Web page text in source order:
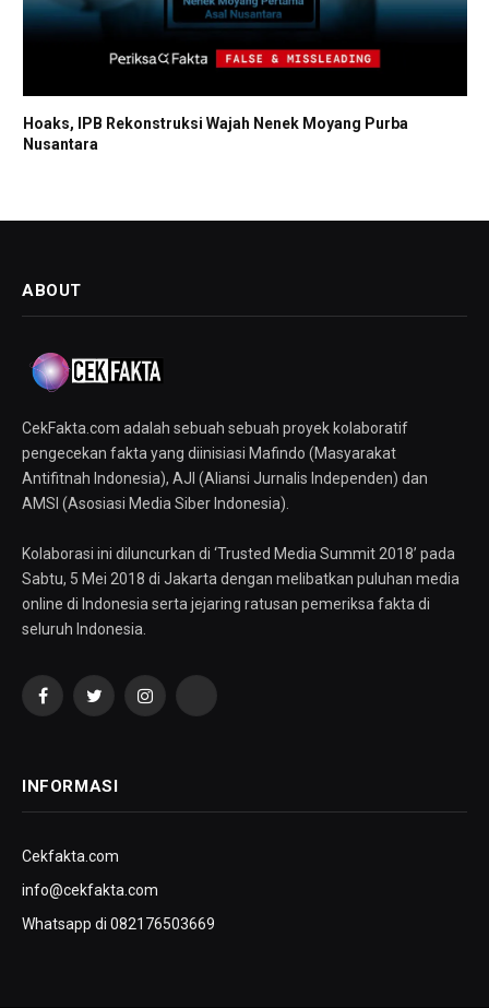
Hoaks, IPB Rekonstruksi Wajah Nenek Moyang Purba
Nusantara
ABOUT
CekFakta.com adalah sebuah sebuah proyek kolaboratif
pengecekan fakta yang diinisiasi Mafindo (Masyarakat
Antifitnah Indonesia), AJI (Aliansi Jurnalis Independen) dan
AMSI (Asosiasi Media Siber Indonesia).
Kolaborasi ini diluncurkan di ‘Trusted Media Summit 2018’ pada
Sabtu, 5 Mei 2018 di Jakarta dengan melibatkan puluhan media
online di Indonesia serta jejaring ratusan pemeriksa fakta di
seluruh Indonesia.
FacebookTwitterInstagramYouTube
INFORMASI
Cekfakta.com
info@cekfakta.com
Whatsapp di 082176503669